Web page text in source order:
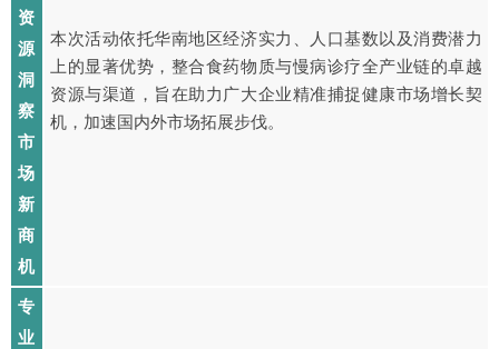
资
源
洞
察
市
场
新
商
机
本次活动依托华南地区经济实力、人口基数以及消费潜力
上的显著优势，整合食药物质与慢病诊疗全产业链的卓越
资源与渠道，旨在助力广大企业精准捕捉健康市场增长契
机，加速国内外市场拓展步伐。
专
业